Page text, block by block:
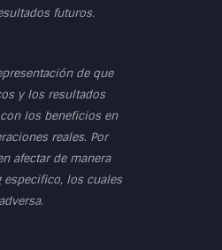
futuros.
de que
y los resultados
los beneficios en
reales. Por
afectar de manera
especifico, los cuales